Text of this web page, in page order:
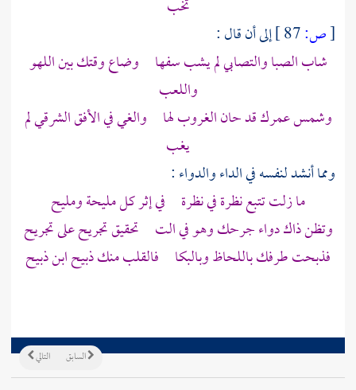
تخب
[ص:
إلى أن قال :
شاب الصبا والتصابي لم يشب سفها وضاع وقتك بين اللهو
واللعب
وشمس عمرك قد حان الغروب لها والغي في الأفق الشرقي لم
يغب
ومما أنشد لنفسه في الداء والدواء :
ما زلت تتبع نظرة في نظرة في إثر كل مليحة ومليح
وتظن ذاك دواء جرحك وهو في الت تحقيق تجريح على تجريح
فذبحت طرفك باللحاظ وبالبكا فالقلب منك ذبيح ابن ذبيح
التالي السابق